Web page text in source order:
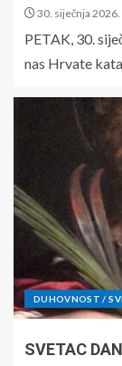
30. siječnja 2026.
PETAK, 30.
nas Hrvate
DUHOVNOST /
SVETAC